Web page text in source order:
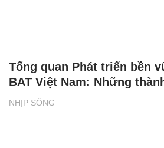
NHỊP SỐNG
Tổng quan Phát triển bền
BAT Việt Nam: Những